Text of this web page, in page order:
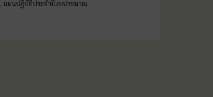
, แผนปฏิบัติประจำปีงบประมาณ